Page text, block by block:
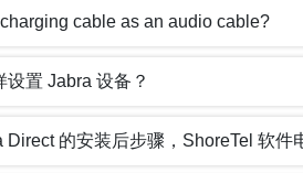
cable as an audio cable?
置 Jabra 设备？
的安装后步骤，ShoreTel 软件